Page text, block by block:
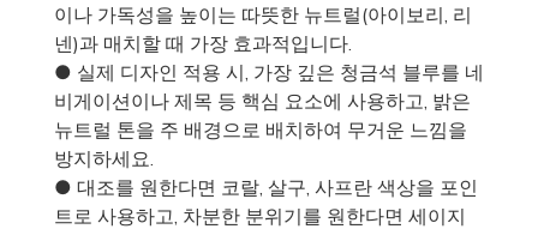
이나 가독성을 높이는 따뜻한 뉴트럴(아이보리, 리
넨)과 매치할 때 가장 효과적입니다.
● 실제 디자인 적용 시, 가장 깊은 청금석 블루를 네
비게이션이나 제목 등 핵심 요소에 사용하고, 밝은
뉴트럴 톤을 주 배경으로 배치하여 무거운 느낌을
방지하세요.
● 대조를 원한다면 코랄, 살구, 사프란 색상을 포인
트로 사용하고, 차분한 분위기를 원한다면 세이지